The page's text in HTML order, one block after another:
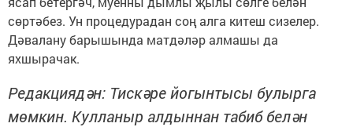
сөртәбез. Ун процедурадан соң алга китеш сизелер.
Дәвалану барышында матдәләр алмашы да
яхшырачак.
Редакциядән: Тискәре йогынтысы булырга
мөмкин. Кулланыр алдыннан табиб белән